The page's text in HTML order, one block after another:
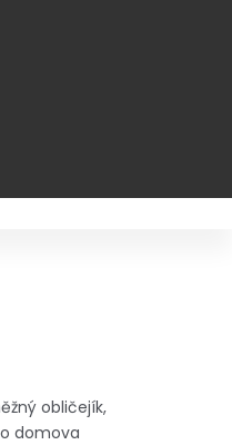
obličejík,
domova